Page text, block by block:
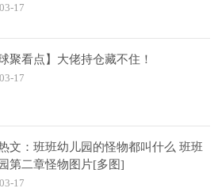
17
球聚看点】大佬持仓藏不住！
17
文：班班幼儿园的怪物都叫什么 班班
第二章怪物图片[多图]
17